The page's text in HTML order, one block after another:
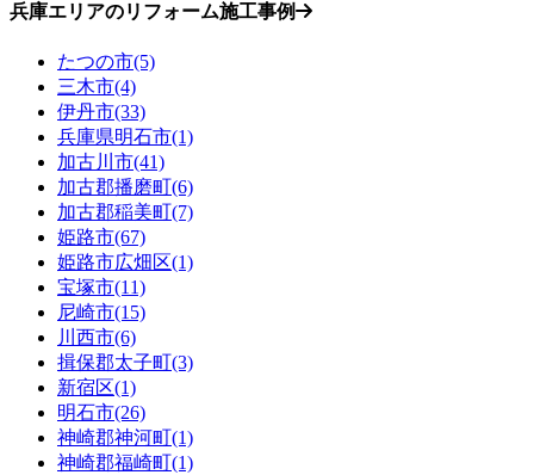
兵庫エリアのリフォーム施工事例
たつの市(5)
三木市(4)
伊丹市(33)
兵庫県明石市(1)
加古川市(41)
加古郡播磨町(6)
加古郡稲美町(7)
姫路市(67)
姫路市広畑区(1)
宝塚市(11)
尼崎市(15)
川西市(6)
揖保郡太子町(3)
新宿区(1)
明石市(26)
神崎郡神河町(1)
神崎郡福崎町(1)